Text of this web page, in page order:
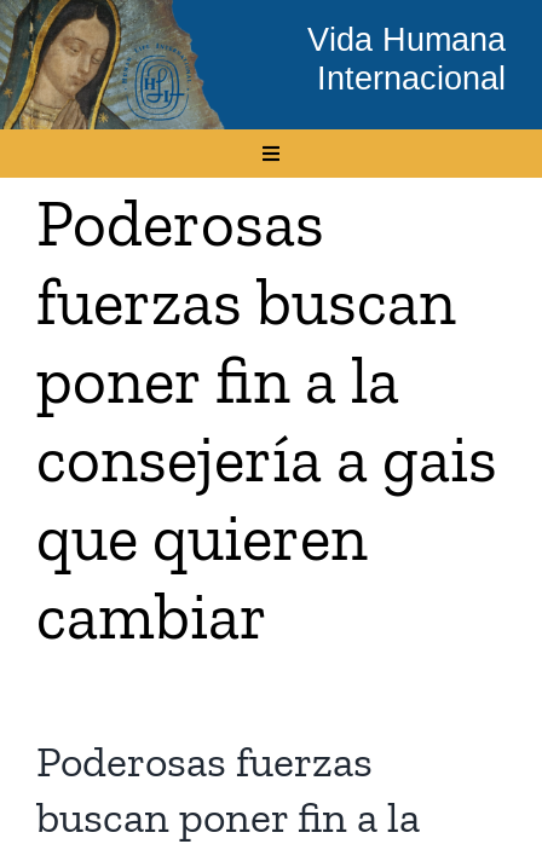
Skip
to
content
Vida Humana
Internacional
Toggle
Inicio
Conócenos
Temas
Boletín Electrónico
Media
Tienda Virtual
Cómo Donar
Poderosas
fuerzas buscan
poner fin a la
consejería a gais
que quieren
cambiar
Poderosas fuerzas
buscan poner fin a la